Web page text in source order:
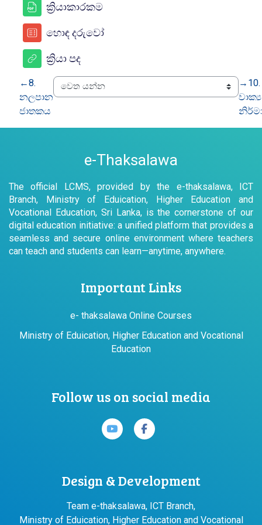
ක්‍රියාකාරකම
හොඳ දරුවෝපැන විසදුම
ක්‍රියා පදයු ආර් එල්
←8.
නලපාන
ජාතකය
→ 10.
වාක්‍ය
e-Thaksalawa
The official LCMS, provided by the e-thaksalawa, ICT
Branch, Ministry of Eduication, Higher Education and
Vocational Education, Sri Lanka, is the cornerstone of our
digital education initiative: a unified platform that provides a
seamless and secure online environment where teachers
can teach and students can learn—anytime, anywhere.
Important Links
e- thaksalawa Online Courses
Ministry of Eduication, Higher Education and Vocational
Education
Follow us on social media
Design & Development
Team e-thaksalawa, ICT Branch,
Ministry of Eduication, Higher Education and Vocational